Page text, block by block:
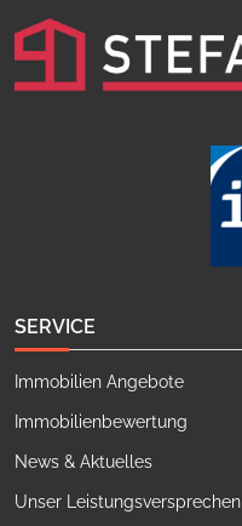
SERVICE
Immobilien Angebote
Immobilienbewertung
News & Aktuelles
Unser Leistungsversprechen